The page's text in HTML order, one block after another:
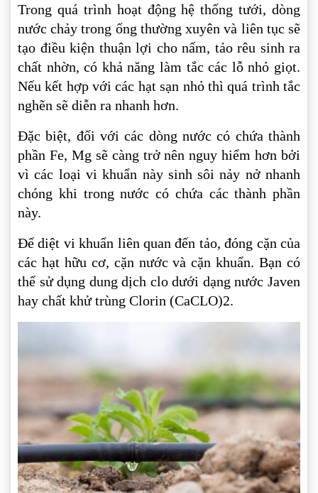
Trong quá trình hoạt động hệ thống tưới, dòng
nước chảy trong ống thường xuyên và liên tục sẽ
tạo điều kiện thuận lợi cho nấm, tảo rêu sinh ra
chất nhờn, có khả năng làm tắc các lỗ nhỏ giọt.
Nếu kết hợp với các hạt sạn nhỏ thì quá trình tắc
nghẽn sẽ diễn ra nhanh hơn.
Đặc biệt, đối với các dòng nước có chứa thành
phần Fe, Mg sẽ càng trở nên nguy hiểm hơn bởi
vì các loại vi khuẩn này sinh sôi nảy nở nhanh
chóng khi trong nước có chứa các thành phần
này.
Để diệt vi khuẩn liên quan đến tảo, đóng cặn của
các hạt hữu cơ, cặn nước và cặn khuẩn. Bạn có
thể sử dụng dung dịch clo dưới dạng nước Javen
hay chất khử trùng Clorin (CaCLO)2.